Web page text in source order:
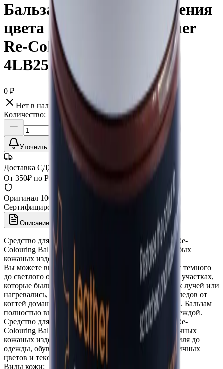
Бальзам для восстановления
цвета кожи LeTech Leather
Re-Colouring Balm Lilac
4LB250ML11 250 мл
0 ₽
Нет в наличии
Количество:
Уточнить наличие
Доставка СДЭК
От 350₽ по России
Оригинал 100%
Сертифицированный товар
Описание
Средство для восстановления цвета кожи (Leather Re-
Colouring Balm) обновляет цвет и внешний вид любых
кожаных изделий.
Вы можете выбрать бальзам 21 различного цвета от темного
до светлого оттенка. Средство отлично работает на участках,
которые были подвержены воздействию солнечных лучей или
нагревались, а также подходит для закрашивания следов от
когтей домашних животных и выцветших участков. Бальзам
полностью впитывается в кожу и не вытирается одеждой.
Средство для восстановления цвета кожи (Leather Re-
Colouring Balm) может быть использовано на различных
кожаных изделиях: от мебели и интерьера автомобиля до
одежды, обуви и сумок. Оно работает на коже различных
цветов и текстуры.
Виды кожи: